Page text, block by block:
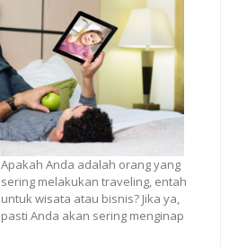
Apakah Anda adalah orang yang
sering melakukan traveling, entah
untuk wisata atau bisnis? Jika ya,
pasti Anda akan sering menginap